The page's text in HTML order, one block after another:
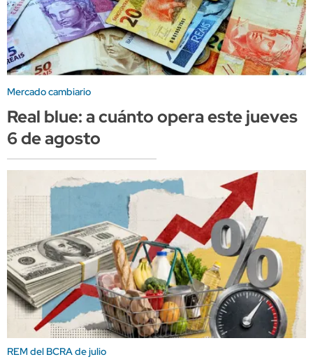
Mercado cambiario
Real blue: a cuánto opera este jueves
6 de agosto
REM del BCRA de julio